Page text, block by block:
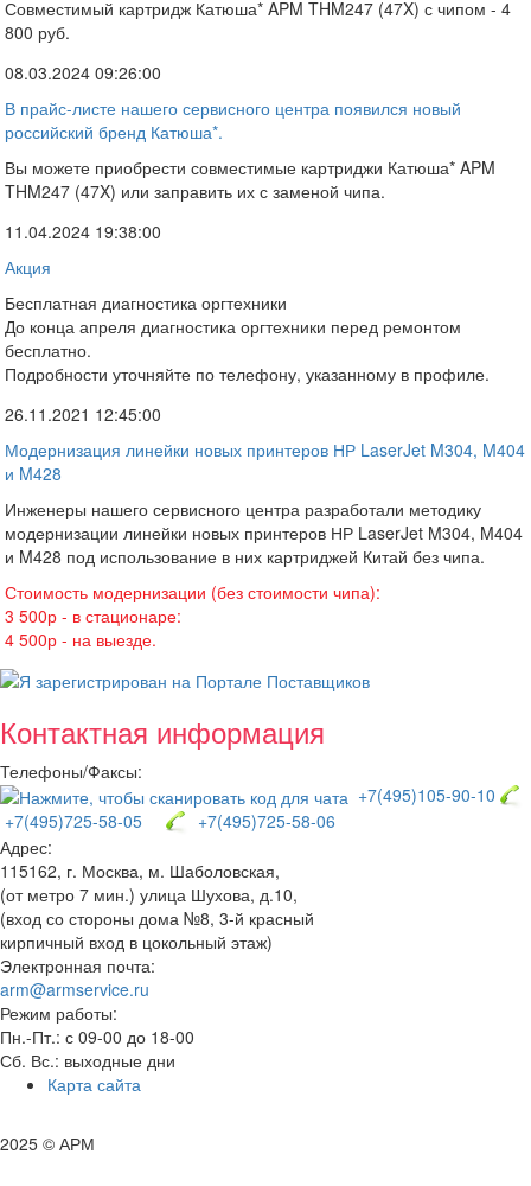
Совместимый картридж Катюша* APM THM247 (47X) с чипом - 4
800 руб.
08.03.2024 09:26:00
В прайс-листе нашего сервисного центра появился новый
российский бренд Катюша*.
Вы можете приобрести совместимые картриджи Катюша* APM
THM247 (47X) или заправить их с заменой чипа.
11.04.2024 19:38:00
Акция
Бесплатная диагностика оргтехники
До конца апреля диагностика оргтехники перед ремонтом
бесплатно.
Подробности уточняйте по телефону, указанному в профиле.
26.11.2021 12:45:00
Модернизация линейки новых принтеров НР LaserJet M304, M404
и M428
Инженеры нашего сервисного центра разработали методику
модернизации линейки новых принтеров НР LaserJet M304, M404
и M428 под использование в них картриджей Китай без чипа.
Стоимость модернизации (без стоимости чипа):
3 500р - в стационаре:
4 500р - на выезде.
Контактная информация
Телефоны/Факсы:
+7(495)105-90-10
+7(495)725-58-05
+7(495)725-58-06
Адрес:
115162, г. Москва, м. Шаболовская,
(от метро 7 мин.) улица Шухова, д.10,
(вход со стороны дома №8, 3-й красный
кирпичный вход в цокольный этаж)
Электронная почта:
arm@armservice.ru
Режим работы:
Пн.-Пт.: с 09-00 до 18-00
Сб. Вс.: выходные дни
Карта сайта
2025 © АРМ